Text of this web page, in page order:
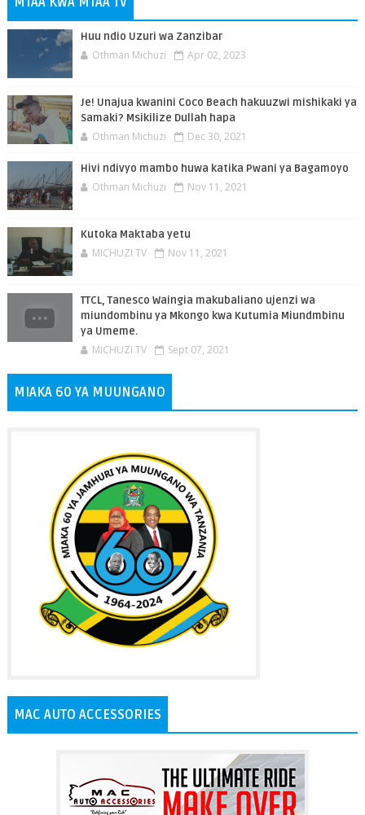
Huu ndio Uzuri wa Zanzibar
Othman Michuzi Apr 02, 2023
Je! Unajua kwanini Coco Beach hakuuzwi mishikaki ya
Samaki? Msikilize Dullah hapa
Othman Michuzi Dec 30, 2021
Hivi ndivyo mambo huwa katika Pwani ya Bagamoyo
Othman Michuzi Nov 11, 2021
Kutoka Maktaba yetu
MICHUZI TV Nov 11, 2021
TTCL, Tanesco Waingia makubaliano ujenzi wa
miundombinu ya Mkongo kwa Kutumia Miundmbinu
ya Umeme.
MICHUZI TV Sept 07, 2021
MIAKA 60 YA MUUNGANO
MAC AUTO ACCESSORIES